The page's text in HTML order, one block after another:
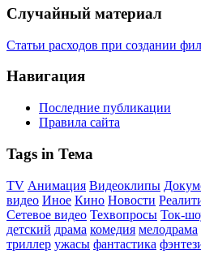
Случайный материал
Статьи расходов при создании
Навигация
Последние публикации
Правила сайта
Tags in Тема
TV Анимация Видеоклипы
видео Иное Кино Новости
Сетевое видео Техвопросы Ток-
детский драма комедия мелодрама
триллер ужасы фантастика